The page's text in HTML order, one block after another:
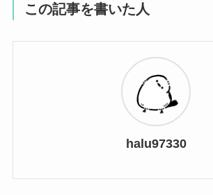
この記事を書いた人
halu97330